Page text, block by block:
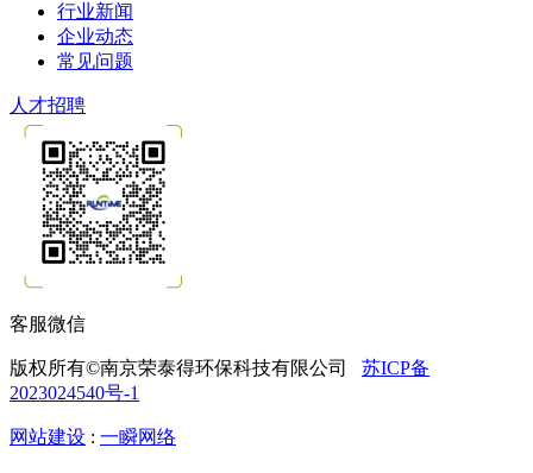
行业新闻
企业动态
常见问题
人才招聘
客服微信
版权所有©南京荣泰得环保科技有限公司 苏ICP备
2023024540号-1
网站建设 : 一瞬网络